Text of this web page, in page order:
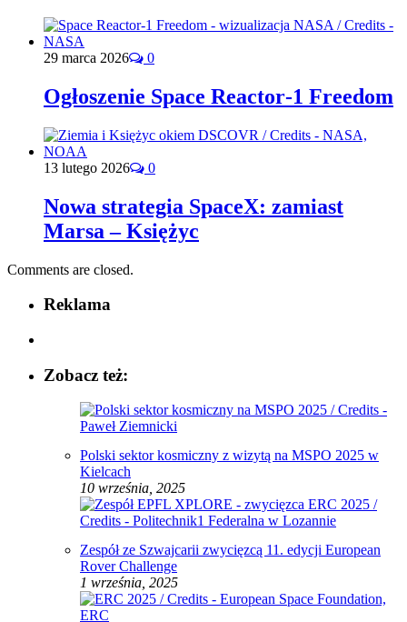
29 marca 2026 0
Ogłoszenie Space Reactor‑1 Freedom
13 lutego 2026 0
Nowa strategia SpaceX: zamiast
Marsa – Księżyc
Comments are closed.
Reklama
Zobacz też:
Polski sektor kosmiczny z wizytą na MSPO 2025 w
Kielcach
10 września, 2025
Zespół ze Szwajcarii zwycięzcą 11. edycji European
Rover Challenge
1 września, 2025